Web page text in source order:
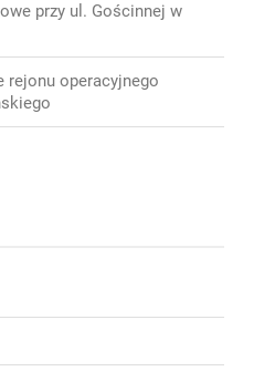
przy ul. Gościnnej w
rejonu operacyjnego